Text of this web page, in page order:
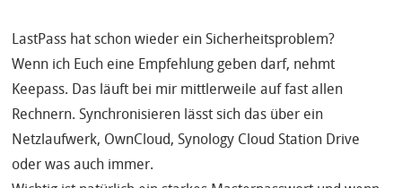
LastPass hat schon wieder ein Sicherheitsproblem?
Wenn ich Euch eine Empfehlung geben darf, nehmt
Keepass. Das läuft bei mir mittlerweile auf fast allen
Rechnern. Synchronisieren lässt sich das über ein
Netzlaufwerk, OwnCloud, Synology Cloud Station Drive
oder was auch immer.